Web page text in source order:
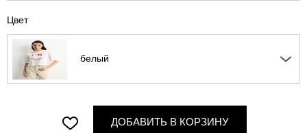
Цвет
белый
ДОБАВИТЬ В КОРЗИНУ